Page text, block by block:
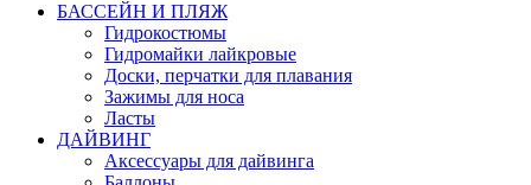
БАССЕЙН И ПЛЯЖ
Гидрокостюмы
Гидромайки лайкровые
Доски, перчатки для плавания
Зажимы для носа
Ласты
ДАЙВИНГ
Аксессуары для дайвинга